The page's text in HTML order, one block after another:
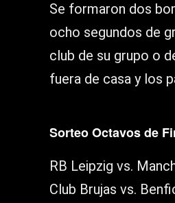
Se formaron dos
ocho segundos de
club de su grupo o
fuera de casa y los
Sorteo Octavos de
RB Leipzig vs.
Club Brujas vs.